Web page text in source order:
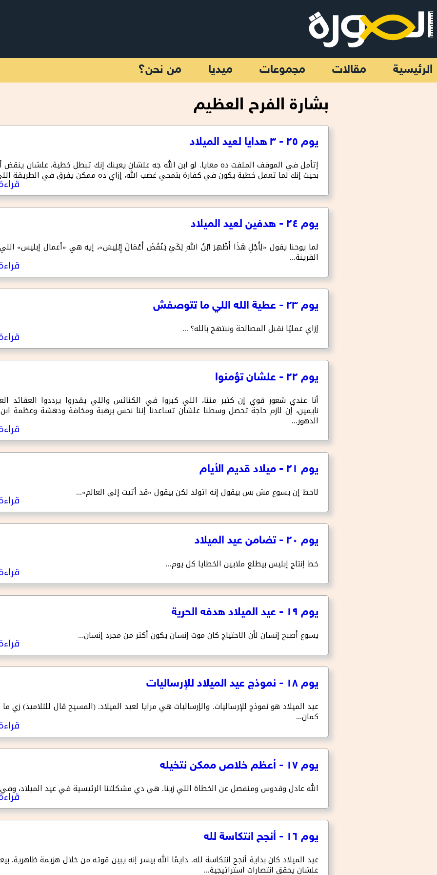
الرئيسية مقالات مجموعات ميديا من نحن؟
بشارة الفرح العظيم
يوم ٢٥ - ٣ هدايا لعيد الميلاد
إتأمل في الموقف الملفت ده معايا. لو ابن الله جه علشان يعينك إنك تبطل خطية، علشان
بحيث إنك لما تعمل خطية يكون في كفارة بتمحي غضب الله، إزاي ده ممكن يفرق في الطريقة
يوم ٢٤ - هدفين لعيد الميلاد
لما يوحنا يقول «لِأَجْلِ هَذَا أُظْهِرَ ابْنُ اللهِ لِكَيْ يَنْقُضَ أَعْمَالَ إِبْلِيسَ»، إيه هي «أعمال إبليس»
القرينة...
يوم ٢٣ - عطية الله اللي ما تتوصفش
إزاي عمليًا نقبل المصالحة ونبتهج بالله؟ ...
يوم ٢٢ - علشان تؤمنوا
أنا عندي شعور قوي إن كتير مننا، اللي كبروا في الكنائس واللي يقدروا يرددوا العقائد
نايمين، إن لازم حاجة تحصل وسطنا علشان تساعدنا إننا نحس برهبة ومخافة ودهشة وعظمة
الدهور...
يوم ٢١ - ميلاد قديم الأيام
لاحظ إن يسوع مش بس بيقول إنه اتولد لكن بيقول «قد أتيت إلى العالم»...
يوم ٢٠ - تضامن عيد الميلاد
خط إنتاج إبليس بيطلع ملايين الخطايا كل يوم...
يوم ١٩ - عيد الميلاد هدفه الحرية
يسوع أصبح إنسان لأن الاحتياج كان موت إنسان يكون أكتر من مجرد إنسان...
يوم ١٨ - نموذج عيد الميلاد للإرساليات
عيد الميلاد هو نموذج للإرساليات. والإرساليات هي مرايا لعيد الميلاد. (المسيح قال للتلاميذ)
كمان...
يوم ١٧ - أعظم خلاص ممكن نتخيله
الله عادل وقدوس ومنفصل عن الخطاة اللي زينا. هي دي مشكلتنا الرئيسية في عيد الميلاد،
يوم ١٦ - أنجح انتكاسة لله
عيد الميلاد كان بداية أنجح انتكاسة لله. دايمًا الله بيسر إنه يبين قوته من خلال هزيمة ظاهرية.
علشان يحقق انتصارات استراتيجية...